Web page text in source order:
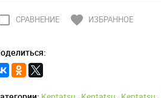
СРАВНЕНИЕ favorite ИЗБРАННОЕ